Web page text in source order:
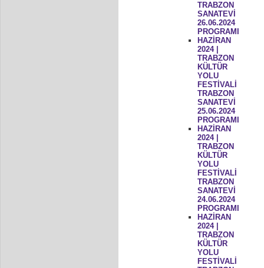
TRABZON
SANATEVİ
26.06.2024
PROGRAMI
HAZİRAN
2024 |
TRABZON
KÜLTÜR
YOLU
FESTİVALİ
TRABZON
SANATEVİ
25.06.2024
PROGRAMI
HAZİRAN
2024 |
TRABZON
KÜLTÜR
YOLU
FESTİVALİ
TRABZON
SANATEVİ
24.06.2024
PROGRAMI
HAZİRAN
2024 |
TRABZON
KÜLTÜR
YOLU
FESTİVALİ